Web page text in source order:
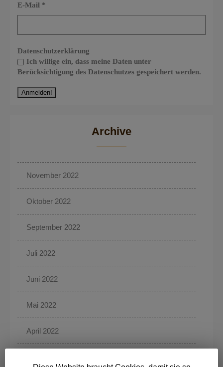
E-Mail *
Datenschutzerklärung
Ich willige ein, dass meine Daten unter
Berücksichtigung des Datenschutzes gespeichert werden.
Archive
November 2022
Oktober 2022
September 2022
Juli 2022
Juni 2022
Mai 2022
April 2022